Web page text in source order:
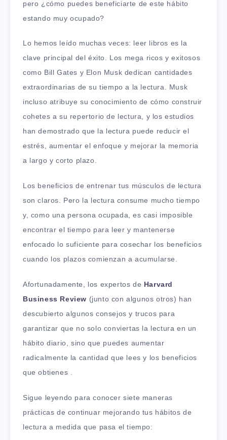
pero ¿cómo puedes beneficiarte de este hábito
estando muy ocupado?
Lo hemos leído muchas veces: leer libros es la
clave principal del éxito. Los mega ricos y exitosos
como Bill Gates y Elon Musk dedican cantidades
extraordinarias de su tiempo a la lectura. Musk
incluso atribuye su conocimiento de cómo construir
cohetes a su repertorio de lectura, y los estudios
han demostrado que la lectura puede reducir el
estrés, aumentar el enfoque y mejorar la memoria
a largo y corto plazo.
Los beneficios de entrenar tus músculos de lectura
son claros. Pero la lectura consume mucho tiempo
y, como una persona ocupada, es casi imposible
encontrar el tiempo para leer y mantenerse
enfocado lo suficiente para cosechar los beneficios
cuando los plazos comienzan a acumularse.
Afortunadamente, los expertos de Harvard
Business Review (junto con algunos otros) han
descubierto algunos consejos y trucos para
garantizar que no solo conviertas la lectura en un
hábito diario, sino que puedes aumentar
radicalmente la cantidad que lees y los beneficios
que obtienes .
Sigue leyendo para conocer siete maneras
prácticas de continuar mejorando tus hábitos de
lectura a medida que pasa el tiempo: